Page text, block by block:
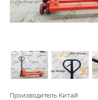
Производитель Китай